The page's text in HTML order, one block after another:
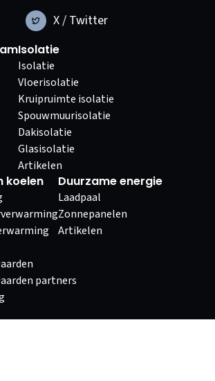
X / Twitter
Isolatie
Isolatie
Vloerisolatie
Kruipruimte isolatie
Spouwmuurisolatie
Dakisolatie
Glasisolatie
Artikelen
koelen Duurzame energie
Laadpaal
Zonnepanelen
Artikelen
partners